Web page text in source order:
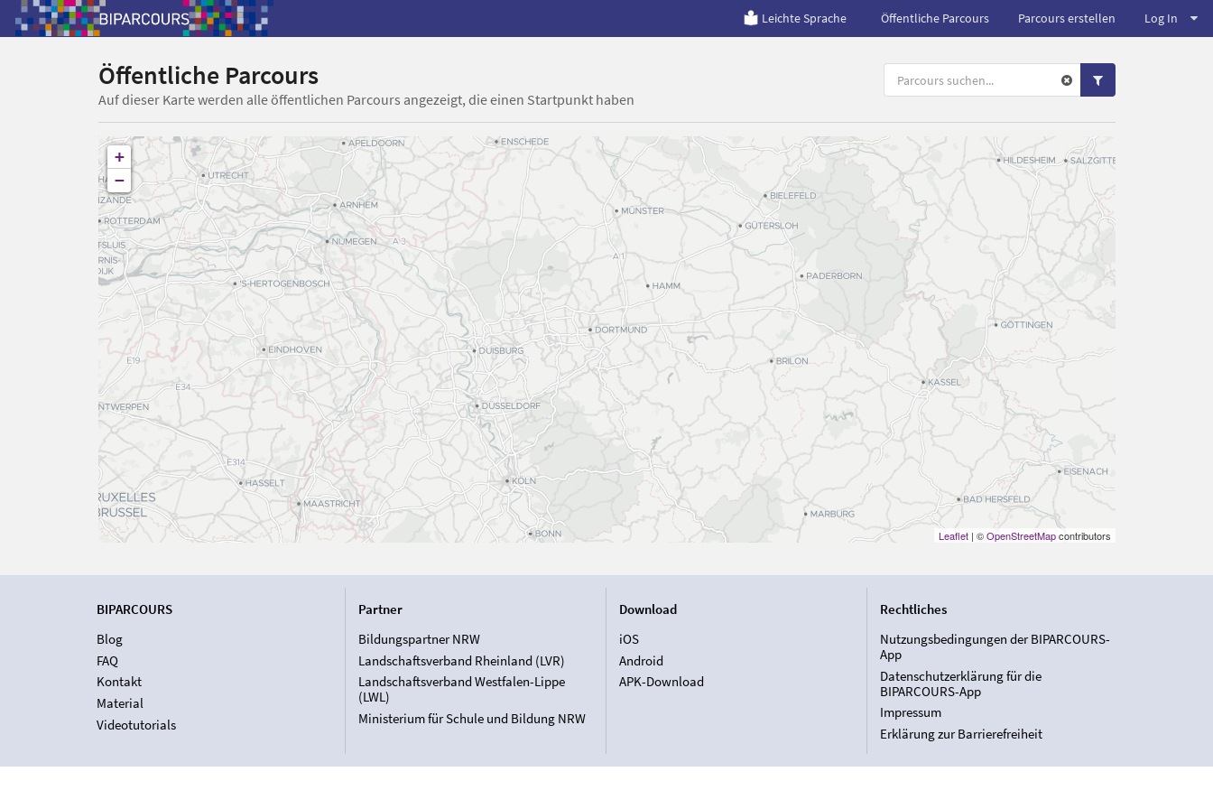
Leichte Sprache Öffentliche Parcours Parcours erstellen Log In
Öffentliche Parcours
Auf dieser Karte werden alle öffentlichen Parcours angezeigt, die einen Startpunkt haben
+
−
Leaflet| ©OpenStreetMapcontributors
BIPARCOURS
Blog
FAQ
Kontakt
Material
Videotutorials
Partner
Bildungspartner NRW
Landschaftsverband Rheinland (LVR)
Landschaftsverband Westfalen-Lippe
(LWL)
Ministerium für Schule und Bildung NRW
Download
iOS
Android
APK-Download
Rechtliches
Nutzungsbedingungen der BIPARCOURS-
App
Datenschutzerklärung für die
BIPARCOURS-App
Impressum
Erklärung zur Barrierefreiheit